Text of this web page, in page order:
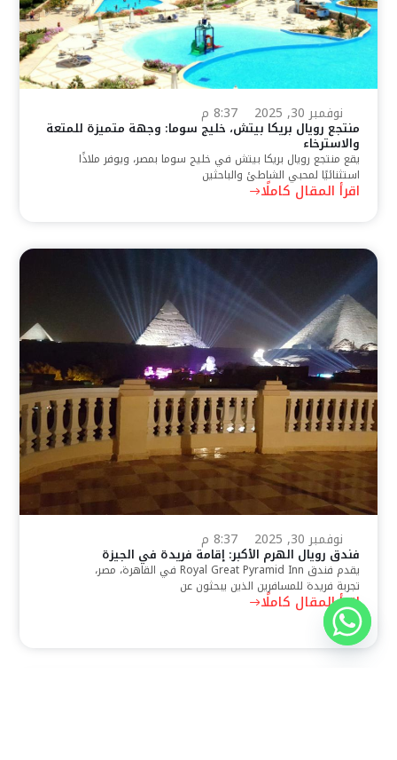
نوفمبر 30, 2025 8:37 م
منتجع رويال بريكا بيتش، خليج سوما: وجهة متميزة للمتعة
والاسترخاء
يقع منتجع رويال بريكا بيتش في خليج سوما بمصر، ويوفر ملاذًا
استثنائيًا لمحبي الشاطئ والباحثين
اقرأ المقال كاملًا
نوفمبر 30, 2025 8:37 م
فندق رويال الهرم الأكبر: إقامة فريدة في الجيزة
يقدم فندق Royal Great Pyramid Inn في القاهرة، مصر،
تجربة فريدة للمسافرين الذين يبحثون عن
اقرأ المقال كاملًا